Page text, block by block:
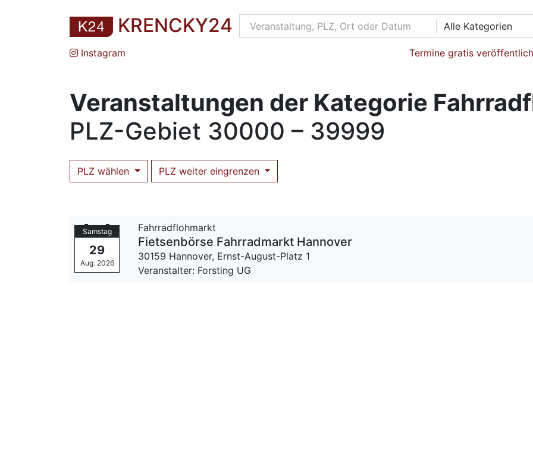
KRENCKY24 Alle Kategorien
Instagram Termine gratis
Veranstaltungen der Kategorie
PLZ-Gebiet 30000 – 39999
PLZ wählen PLZ weiter eingrenzen
Samstag
29
Aug. 2026
Fahrradflohmarkt
Fietsenbörse Fahrradmarkt Hannover
30159 Hannover, Ernst-August-Platz 1
Veranstalter: Forsting UG